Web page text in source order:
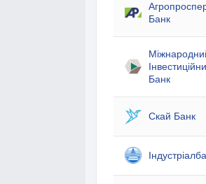
Банк
Банк
Скай Банк